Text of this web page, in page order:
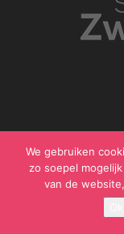
© Samen
We gebruiken
zo soepel
van de